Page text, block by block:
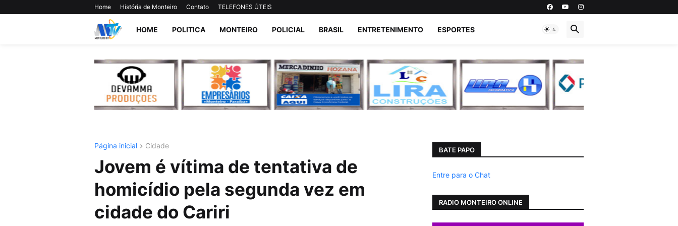
Home História de Monteiro Contato TELEFONES ÚTEIS
HOME POLITICA MONTEIRO POLICIAL BRASIL ENTRETENIMENTO ESPORTES
Página inicial Cidade
Jovem é vítima de tentativa de
homicídio pela segunda vez em
cidade do Cariri
BATE PAPO
Entre para o Chat
RADIO MONTEIRO ONLINE